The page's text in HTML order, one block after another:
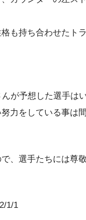
も持ち合わせたト
が予想した選手は
力をしている事は
、選手たちには尊
1/1